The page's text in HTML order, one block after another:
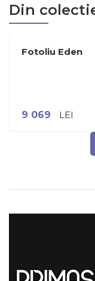
Din
Fotoliu Eden
9 069 LEI